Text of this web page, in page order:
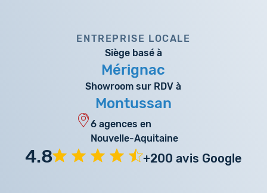
ENTREPRISE LOCALE
Siège basé à
Mérignac
Showroom sur RDV à
Montussan
6 agences en
Nouvelle-Aquitaine
4.8 +200 avis Google